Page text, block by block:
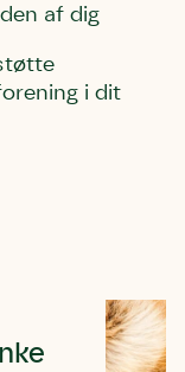
af dig
i dit